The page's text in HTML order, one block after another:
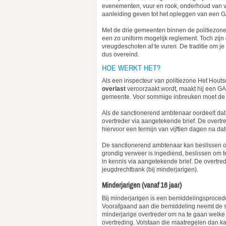
evenementen, vuur en rook, onderhoud
aanleiding geven tot het opleggen van een
Met de drie gemeenten binnen de
een zo uniform mogelijk reglement. Toch
vreugdeschoten af te vuren. De traditie om
dus overeind.
HOE WERKT HET?
Als een inspecteur van politiezone Het
overlast veroorzaakt wordt, maakt hij een
gemeente. Voor sommige inbreuken moet
Als de sanctionerend ambtenaar oordeelt
overtreder via aangetekende brief. De
hiervoor een termijn van vijftien dagen na
De sanctionerend ambtenaar kan beslissen
grondig verweer is ingediend, beslissen om
in kennis via aangetekende brief. De
jeugdrechtbank (bij minderjarigen).
Minderjarigen (vanaf 16 jaar)
Bij minderjarigen is een
Voorafgaand aan die bemiddeling neemt de
minderjarige overtreder om na te gaan
overtreding. Volstaan die maatregelen dan